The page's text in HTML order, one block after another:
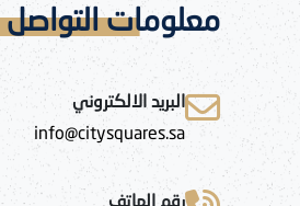
معلومات التواصل
البريد الالكتروني
info@citysquares.sa
رقم الهاتف